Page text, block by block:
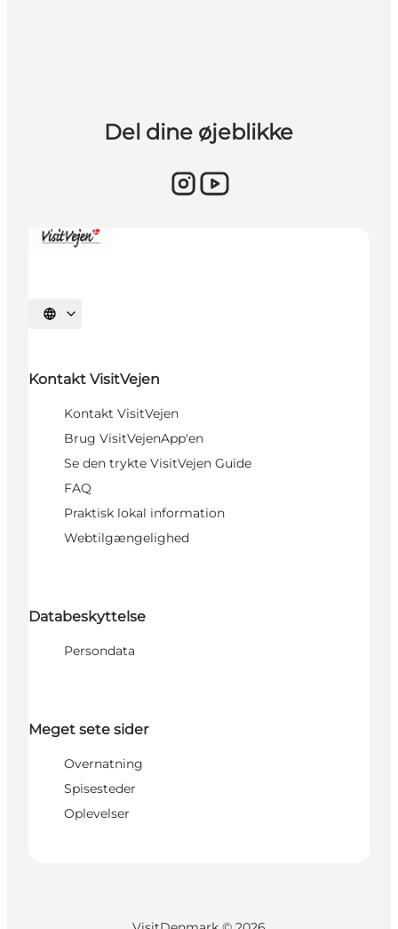
Del dine øjeblikke
Vælg sprog
Kontakt VisitVejen
Kontakt VisitVejen
Brug VisitVejenApp'en
Se den trykte VisitVejen Guide
FAQ
Praktisk lokal information
Webtilgængelighed
Databeskyttelse
Persondata
Meget sete sider
Overnatning
Spisesteder
Oplevelser